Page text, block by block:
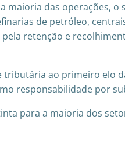
das operações,
de petróleo,
retenção e
ao primeiro elo
responsabilidade por
para a maioria dos